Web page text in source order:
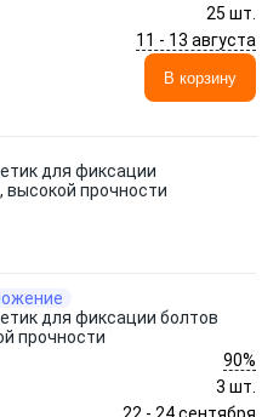
25 шт.
11 - 13 августа
В корзину
для фиксации
высокой прочности
для фиксации болтов
прочности
90%
3 шт.
22 - 24 сентября